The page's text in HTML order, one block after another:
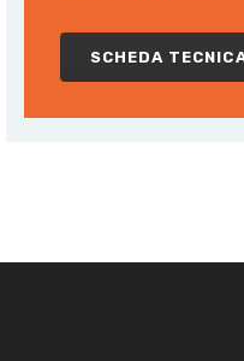
SCHEDA